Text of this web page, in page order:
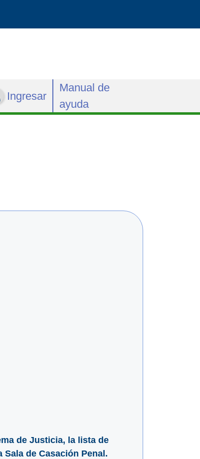
Ingresar
Manual de
ayuda
de Justicia, la lista de
de Casación Penal.